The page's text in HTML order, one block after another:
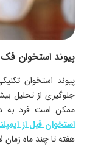
پیوند استخوان فک
پیوند استخوان
جلوگیری از تحلیل
ممکن است فرد به
استخوان قبل از
هفته تا چند ماه زمان